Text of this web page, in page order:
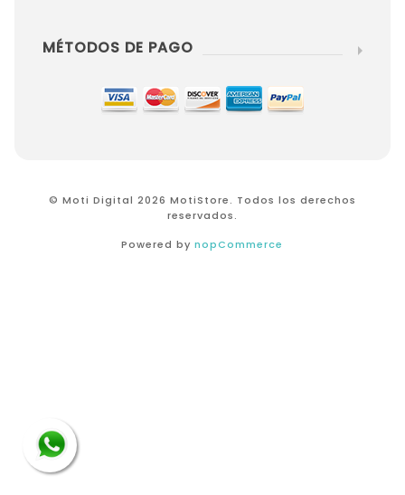
MÉTODOS DE PAGO
© Moti Digital 2026 MotiStore. Todos los derechos
reservados.
Powered bynopCommerce